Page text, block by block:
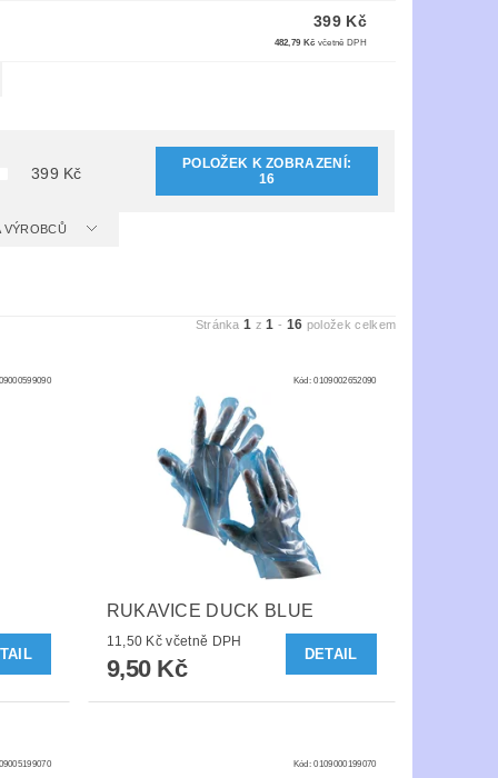
399 Kč
482,79 Kč včetně DPH
399 Kč
POLOŽEK K ZOBRAZENÍ:
16
VÝROBCŮ
Stránka1 z1 - 16 položek celkem
Kód:0109002652090
RUKAVICE DUCK BLUE
11,50 Kč včetně DPH
9,50 Kč
DETAIL
Kód:0109000199070